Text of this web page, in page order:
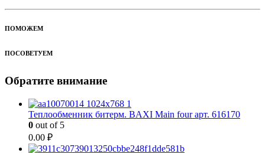
ПОМОЖЕМ
ПОСОВЕТУЕМ
Обратите внимание
Теплообменник битерм. BAXI Main four арт. 616170
0 out of 5
0.00 ₽